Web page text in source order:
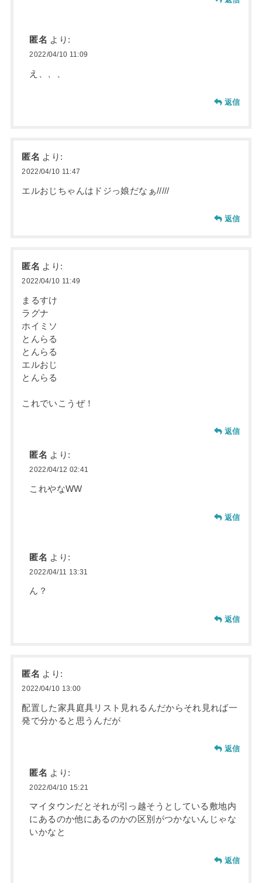
匿名 より:
2022/04/10 11:09
え、、、
返信
匿名 より:
2022/04/10 11:47
エルおじちゃんはドジっ娘だなぁ/////
返信
匿名 より:
2022/04/10 11:49
まるすけ
ラグナ
ホイミソ
とんらる
とんらる
エルおじ
とんらる
これでいこうぜ！
返信
匿名 より:
2022/04/12 02:41
これやなWW
返信
匿名 より:
2022/04/11 13:31
ん？
返信
匿名 より:
2022/04/10 13:00
配置した家具庭具リスト見れるんだからそれ見れば一
発で分かると思うんだが
返信
匿名 より:
2022/04/10 15:21
マイタウンだとそれが引っ越そうとしている敷地内
にあるのか他にあるのかの区別がつかないんじゃな
いかなと
返信